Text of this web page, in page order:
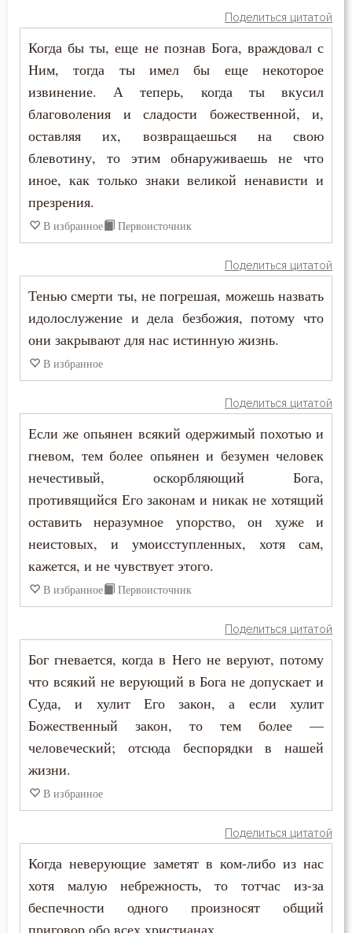
Сластолюбие
Слезы
Служение Богу
Слух
Смертная память
Смерть
Смерть детей
Смерть душевная
Смирение
Смысл жизни
Снисхождение
Соблазн
Совершенство
Совесть
Сокрушение
Состояние души после смерти
Сострадание
Сотворение мира
Спаситель
Сплетни
Спокойствие
Сребролюбие
Поделиться цитатой
Когда бы ты, еще не познав Бога, враждовал с
Ним, тогда ты имел бы еще некоторое
извинение. А теперь, когда ты вкусил
благоволения и сладости божественной, и,
оставляя их, возвращаешься на свою
блевотину, то этим обнаруживаешь не что
иное, как только знаки великой ненависти и
презрения.
В избранное Первоисточник
Поделиться цитатой
Тенью смерти ты, не погрешая, можешь назвать
идолослужение и дела безбожия, потому что
они закрывают для нас истинную жизнь.
В избранное
Поделиться цитатой
Если же опьянен всякий одержимый похотью и
гневом, тем более опьянен и безумен человек
нечестивый, оскорбляющий Бога,
противящийся Его законам и никак не хотящий
оставить неразумное упорство, он хуже и
неистовых, и умоисступленных, хотя сам,
кажется, и не чувствует этого.
В избранное Первоисточник
Поделиться цитатой
Бог гневается, когда в Него не веруют, потому
что всякий не верующий в Бога не допускает и
Суда, и хулит Его закон, а если хулит
Божественный закон, то тем более —
человеческий; отсюда беспорядки в нашей
жизни.
В избранное
Поделиться цитатой
Когда неверующие заметят в ком-либо из нас
хотя малую небрежность, то тотчас из-за
беспечности одного произносят общий